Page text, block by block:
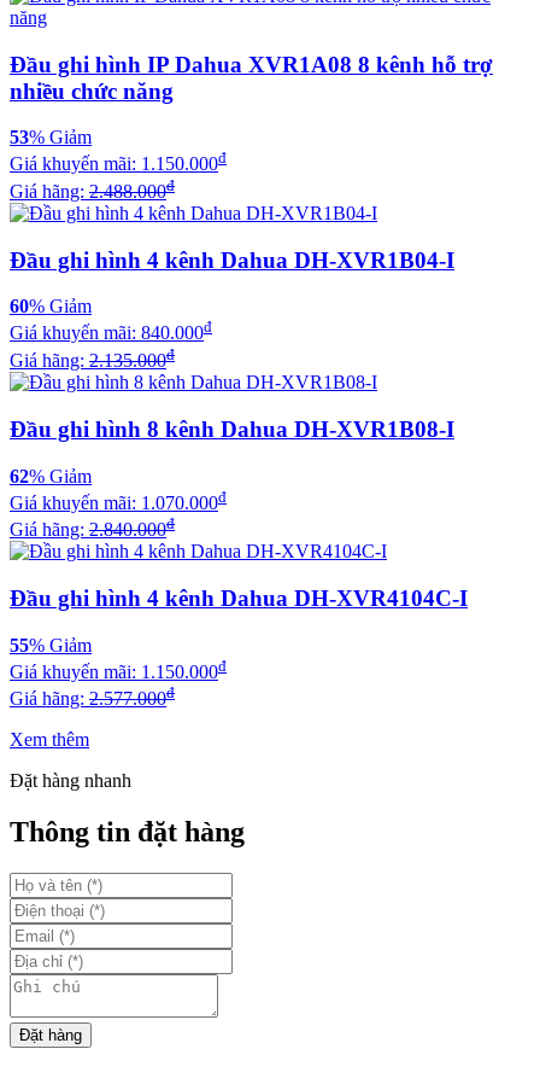
Đầu ghi hình IP Dahua XVR1A08 8 kênh hỗ trợ
nhiều chức năng
53% Giảm
Giá khuyến mãi: 1.150.000đ
Giá hãng: 2.488.000đ
Đầu ghi hình 4 kênh Dahua DH-XVR1B04-I
60% Giảm
Giá khuyến mãi: 840.000đ
Giá hãng: 2.135.000đ
Đầu ghi hình 8 kênh Dahua DH-XVR1B08-I
62% Giảm
Giá khuyến mãi: 1.070.000đ
Giá hãng: 2.840.000đ
Đầu ghi hình 4 kênh Dahua DH-XVR4104C-I
55% Giảm
Giá khuyến mãi: 1.150.000đ
Giá hãng: 2.577.000đ
Xem thêm
Đặt hàng nhanh
Thông tin đặt hàng
Đặt hàng